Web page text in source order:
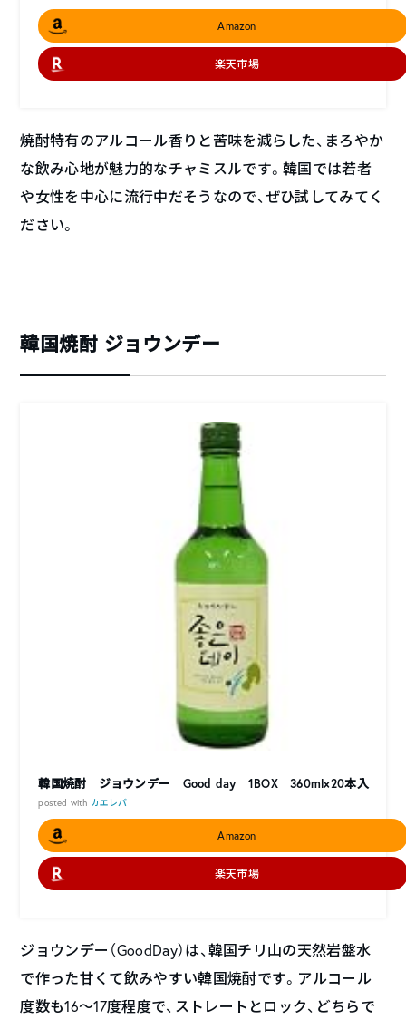
Amazon
楽天市場
焼酎特有のアルコール香りと苦味を減らした、まろやか
な飲み心地が魅力的なチャミスルです。韓国では若者
や女性を中心に流行中だそうなので、ぜひ試してみてく
ださい。
韓国焼酎 ジョウンデー
韓国焼酎 ジョウンデー Good day 1BOX 360ml×20本入
posted with カエレバ
Amazon
楽天市場
ジョウンデー（GoodDay）は、韓国チリ山の天然岩盤水
で作った甘くて飲みやすい韓国焼酎です。アルコール
度数も16～17度程度で、ストレートとロック、どちらで